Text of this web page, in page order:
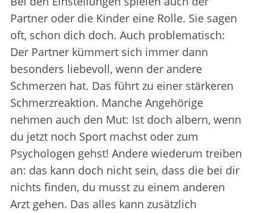
Partner oder die Kinder eine Rolle. Sie sagen
oft, schon dich doch. Auch problematisch:
Der Partner kümmert sich immer dann
besonders liebevoll, wenn der andere
Schmerzen hat. Das führt zu einer stärkeren
Schmerzreaktion. Manche Angehörige
nehmen auch den Mut: Ist doch albern, wenn
du jetzt noch Sport machst oder zum
Psychologen gehst! Andere wiederum treiben
an: das kann doch nicht sein, dass die bei dir
nichts finden, du musst zu einem anderen
Arzt gehen. Das alles kann zusätzlich